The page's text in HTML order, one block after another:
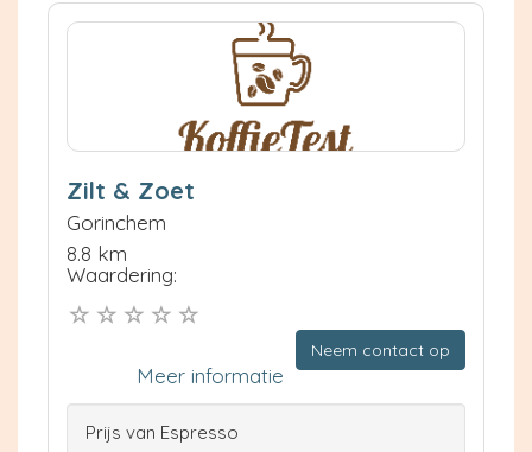
Zilt & Zoet
Gorinchem
8.8 km
Waardering:
Neem contact op
Meer informatie
Prijs van Espresso